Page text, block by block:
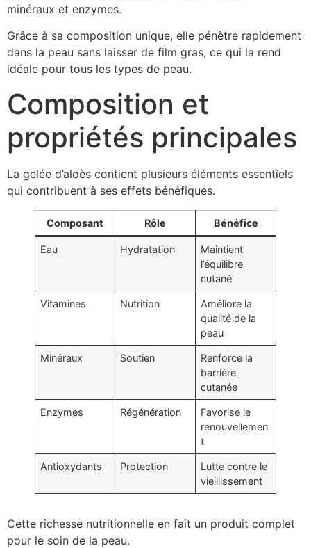
minéraux et enzymes.
Grâce à sa composition unique, elle pénètre rapidement
dans la peau sans laisser de film gras, ce qui la rend
idéale pour tous les types de peau.
Composition et
propriétés principales
La gelée d’aloès contient plusieurs éléments essentiels
qui contribuent à ses effets bénéfiques.
Composant Rôle Bénéfice
Eau Hydratation
Maintient
l’équilibre
cutané
Vitamines Nutrition
Améliore la
qualité de la
peau
Minéraux Soutien
Renforce la
barrière
cutanée
Enzymes Régénération
Favorise le
renouvellemen
t
Antioxydants Protection
Lutte contre le
vieillissement
Cette richesse nutritionnelle en fait un produit complet
pour le soin de la peau.